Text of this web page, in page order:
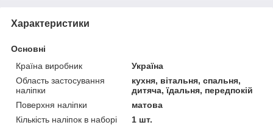
Характеристики
Основні
Країна виробник
Україна
Область застосування
наліпки
кухня, вітальня, спальня,
дитяча, їдальня, передпокій
Поверхня наліпки
матова
Кількість наліпок в наборі
1 шт.